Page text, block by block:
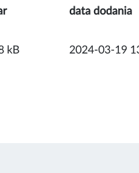
data dodania
kB 2024-03-19